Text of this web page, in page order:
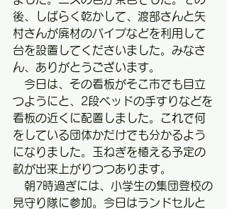
後、しばらく乾かして、渡部さんと矢
村さんが廃材のパイプなどを利用して
台を設置してくださいました。みなさ
ん、ありがとうございます。
今日は、その看板がそこ市でも目立
つようにと、2段ベッドの手すりなどを
看板の近くに配置しました。これで何
をしている団体かだけでも分かるよう
になりました。玉ねぎを植える予定の
畝が出来上がりつつあります。
朝7時過ぎには、小学生の集団登校の
見守り隊に参加。今日はランドセルと